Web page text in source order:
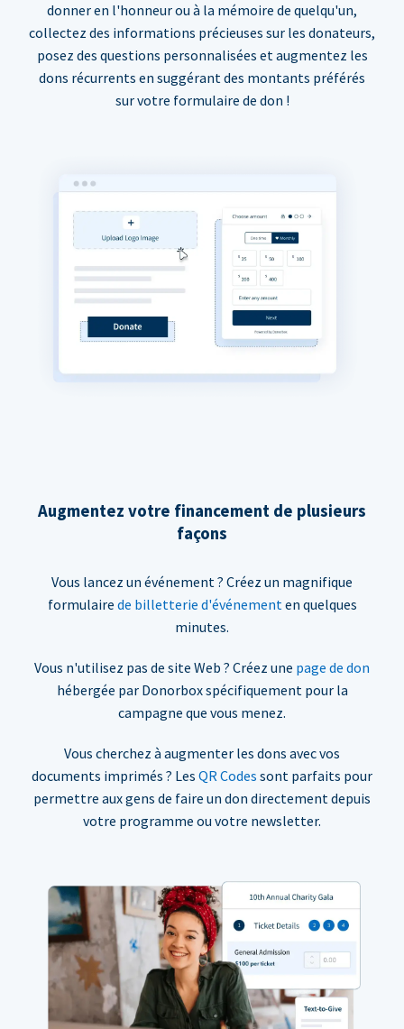
donner en l'honneur ou à la mémoire de quelqu'un,
collectez des informations précieuses sur les donateurs,
posez des questions personnalisées et augmentez les
dons récurrents en suggérant des montants préférés
sur votre formulaire de don !
Augmentez votre financement de plusieurs
façons
Vous lancez un événement ? Créez un magnifique
formulaire de billetterie d'événementen quelques
minutes.
Vous n'utilisez pas de site Web ? Créez une page de don
hébergée par Donorbox spécifiquement pour la
campagne que vous menez.
Vous cherchez à augmenter les dons avec vos
documents imprimés ? Les QR Codes sont parfaits pour
permettre aux gens de faire un don directement depuis
votre programme ou votre newsletter.